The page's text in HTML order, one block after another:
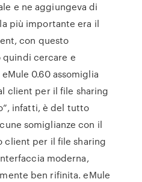
e ne aggiungeva di
più importante era il
con questo
cercare e
0.60 assomiglia
client per il file sharing
infatti, è del tutto
somiglianze con il
client per il file sharing
moderna,
ben rifinita. eMule